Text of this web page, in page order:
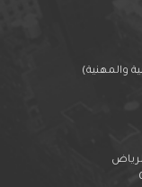
والمهنية)